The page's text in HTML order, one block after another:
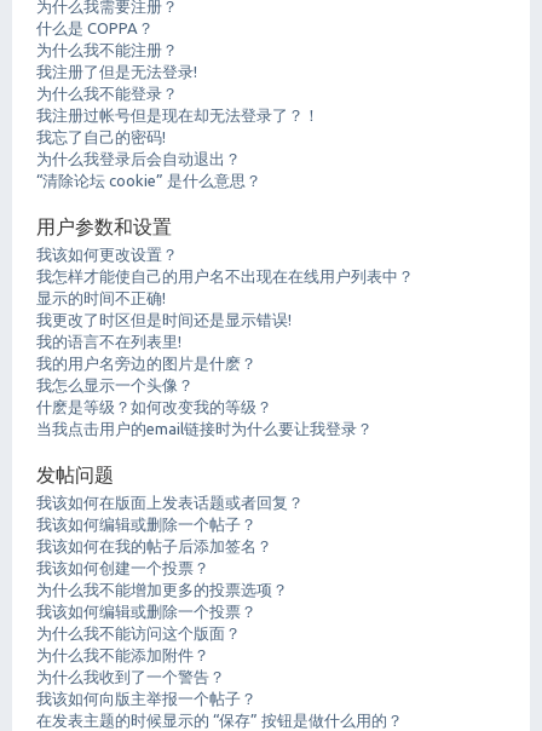
为什么我需要注册？
什么是 COPPA？
为什么我不能注册？
我注册了但是无法登录!
为什么我不能登录？
我注册过帐号但是现在却无法登录了？！
我忘了自己的密码!
为什么我登录后会自动退出？
“清除论坛 cookie” 是什么意思？
用户参数和设置
我该如何更改设置？
我怎样才能使自己的用户名不出现在在线用户列表中？
显示的时间不正确!
我更改了时区但是时间还是显示错误!
我的语言不在列表里!
我的用户名旁边的图片是什麽？
我怎么显示一个头像？
什麽是等级？如何改变我的等级？
当我点击用户的email链接时为什么要让我登录？
发帖问题
我该如何在版面上发表话题或者回复？
我该如何编辑或删除一个帖子？
我该如何在我的帖子后添加签名？
我该如何创建一个投票？
为什么我不能增加更多的投票选项？
我该如何编辑或删除一个投票？
为什么我不能访问这个版面？
为什么我不能添加附件？
为什么我收到了一个警告？
我该如何向版主举报一个帖子？
在发表主题的时候显示的 “保存” 按钮是做什么用的？